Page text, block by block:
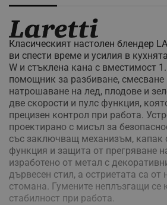
Класическият настолен блендер
ви спести време и усилия в
W и стъклена кана с вместимост
помощник за разбиване, смесване
натрошаване на лед, плодове и
две скорости и пулс функция,
прецизен контрол при работа.
проектирано с мисъл за
със заключващ механизъм, капак
функция и защита от прегряване
изработено от метал с
дървесен стил, а остриетата са
стомана. Гумените неплъзгащи се
стабилност при работа.